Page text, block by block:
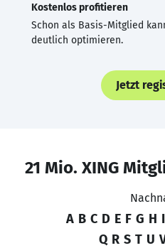
Kostenlos profitieren
Schon als Basis-Mitglied
deutlich optimieren.
Jetzt
21 Mio. XING
A B C D E F G H I
Q R S T U